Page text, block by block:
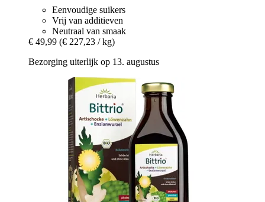
Eenvoudige suikers
Vrij van additieven
Neutraal van smaak
€ 49,99 (€ 227,23 / kg)
Bezorging uiterlijk op 13. augustus